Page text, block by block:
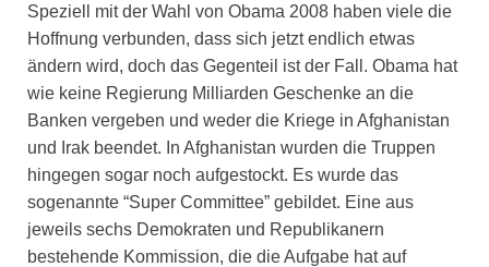
Speziell mit der Wahl von Obama 2008 haben viele die
Hoffnung verbunden, dass sich jetzt endlich etwas
ändern wird, doch das Gegenteil ist der Fall. Obama hat
wie keine Regierung Milliarden Geschenke an die
Banken vergeben und weder die Kriege in Afghanistan
und Irak beendet. In Afghanistan wurden die Truppen
hingegen sogar noch aufgestockt. Es wurde das
sogenannte “Super Committee” gebildet. Eine aus
jeweils sechs Demokraten und Republikanern
bestehende Kommission, die die Aufgabe hat auf